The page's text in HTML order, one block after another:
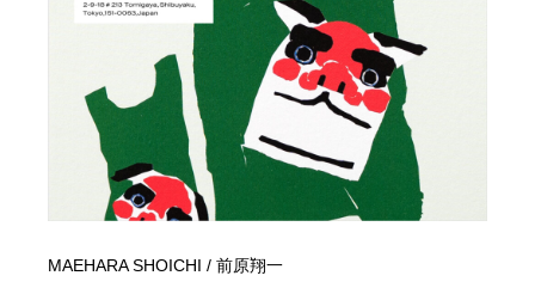
MAEHARA SHOICHI / 前原翔一